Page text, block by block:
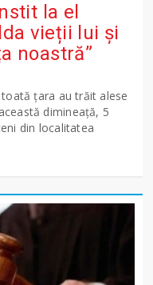
la el
vieții lui și
noastră”
țara au trăit alese
dimineață, 5
din localitatea